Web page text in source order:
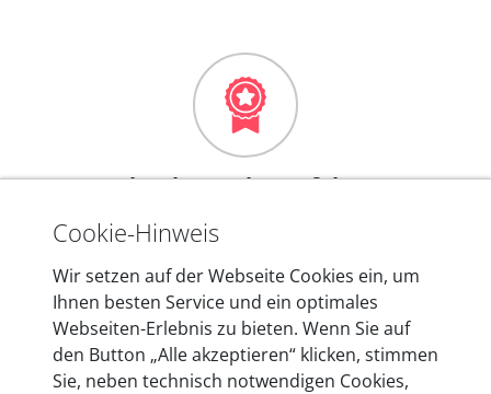
Mehr als 10 Jahre Erfahrung
In den Kfz-Diagnosegeräten von autoaid stecken
entwickeln wir unsere Produkte am Standort in
Berlin laufend weiter. Auf diese Qualität vertrauen
heute mehr als 60.000 Privatkunden und
Unternehmen.
Cookie-Hinweis
Wir setzen auf der Webseite Cookies ein, um
Ihnen besten Service und ein optimales
Webseiten-Erlebnis zu bieten. Wenn Sie auf
den Button „Alle akzeptieren“ klicken, stimmen
Sie, neben technisch notwendigen Cookies,